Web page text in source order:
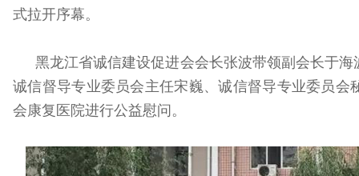
式拉开序幕。
黑龙江省诚信建设促进会会长张波带领副会长于
诚信督导专业委员会主任宋巍、诚信督导专业委员会
会康复医院进行公益慰问。